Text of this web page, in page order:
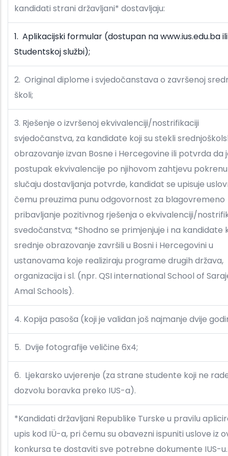
kandidati strani državljani* dostavljaju:
1. Aplikacijski formular (dostupan na www.ius.edu.ba
Studentskoj službi);
2. Original diplome i svjedočanstava o završenoj
školi;
3. Rješenje o izvršenoj ekvivalenciji/nostrifikaciji
svjedočanstva, za kandidate koji su stekli
obrazovanje izvan Bosne i Hercegovine ili potvrda da
postupak ekvivalencije po njihovom zahtjevu
slučaju dostavljanja potvrde, kandidat se upisuje
čemu preuzima punu odgovornost za blagovremeno
pribavljanje pozitivnog rješenja o ekvivalenciji/
svedočanstva; *Shodno se primjenjuje i na kandidate
srednje obrazovanje završili u Bosni i Hercegovini u
ustanovama koje realiziraju programe drugih država,
organizacija i sl. (npr. QSI international School of
Amal Schools).
4. Kopija pasoša (koji je validan još najmanje dvije
5. Dvije fotografije veličine 6x4;
6. Ljekarsko uvjerenje (za strane studente koji ne
dozvolu boravka preko IUS-a).
*Kandidati državljani Republike Turske u pravilu
upis kod IÜ-a, pri čemu su obavezni ispuniti uslove iz
konkursa te dostaviti sve potrebne dokumente IUS-